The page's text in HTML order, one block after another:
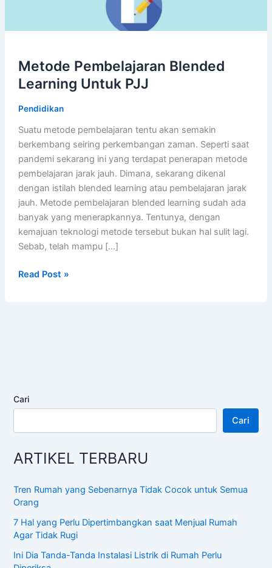
Metode Pembelajaran Blended
Learning Untuk PJJ
Pendidikan
Suatu metode pembelajaran tentu akan semakin
berkembang seiring perkembangan zaman. Seperti saat
pandemi sekarang ini yang terdapat penerapan metode
pembelajaran jarak jauh. Dimana, sekarang dikenal
dengan istilah blended learning atau pembelajaran jarak
jauh. Metode pembelajaran blended learning sudah ada
banyak yang menerapkannya. Tentunya, dengan
kemajuan teknologi metode tersebut bukan hal sulit lagi.
Sebab, telah mampu […]
Metode
Read Post »
Cari
Cari
ARTIKEL TERBARU
Tren Rumah yang Sebenarnya Tidak Cocok untuk Semua
Orang
7 Hal yang Perlu Dipertimbangkan saat Menjual Rumah
Agar Tidak Rugi
Ini Dia Tanda-Tanda Instalasi Listrik di Rumah Perlu